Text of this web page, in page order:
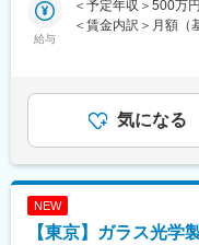
■主な業務内容：
ど）
・AutoCAD等を用
・電力会社、施工
習得いただける環境
給与
＜予定年収＞500万
＜賃金内訳＞月額（
給与補足＞※月給は
す■賞与：初年度賞
会社業績により年
も目安の金額であり
月給(月額)は固定手
気になる
NEW
【東京】ガラス光学